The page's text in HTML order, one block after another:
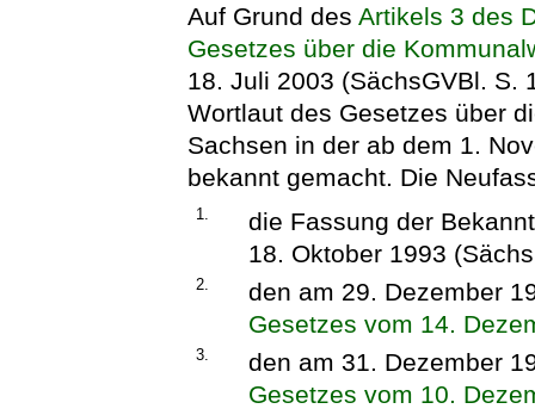
Auf Grund desArtikels 3 des
Gesetzes über die
18. Juli 2003 (SächsGVBl. S.
Wortlaut des Gesetzes über
Sachsen in der ab dem 1.
bekannt gemacht. Die
1.
die Fassung der
18. Oktober 1993
2.
den am 29. Dezember
Gesetzes vom 14.
3.
den am 31. Dezember
Gesetzes vom 10.